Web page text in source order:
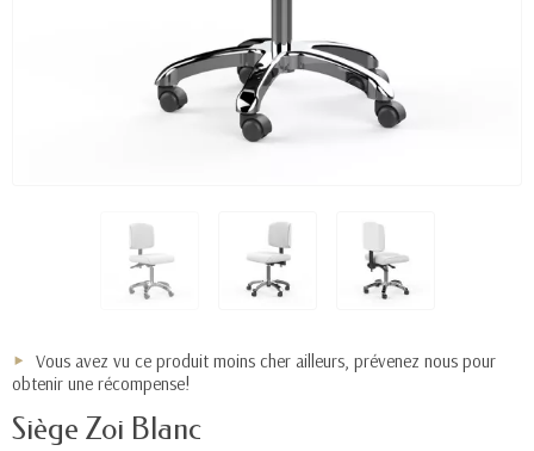
Vous avez vu ce produit moins cher ailleurs, prévenez nous pour
obtenir une récompense!
Siège Zoi Blanc